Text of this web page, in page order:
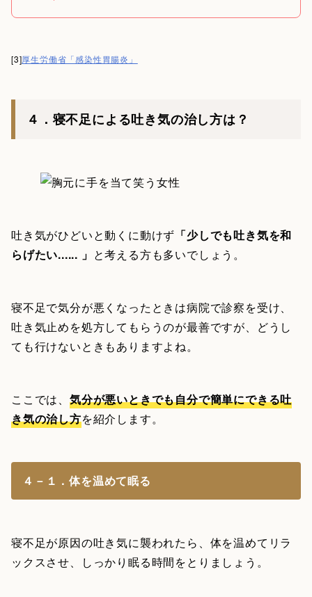
[3]厚生労働省「感染性胃腸炎」
４．寝不足による吐き気の治し方は？
吐き気がひどいと動くに動けず 「少しでも吐き気を和
らげたい...... 」 と考える方も多いでしょう。
寝不足で気分が悪くなったときは病院で診察を受け、
吐き気止めを処方してもらうのが最善ですが、どうし
ても行けないときもありますよね。
ここでは、 気分が悪いときでも自分で簡単にできる吐
き気の治し方を紹介します。
４－１．体を温めて眠る
寝不足が原因の吐き気に襲われたら、体を温めてリラ
ックスさせ、しっかり眠る時間をとりましょう。